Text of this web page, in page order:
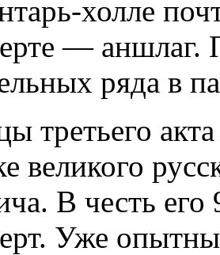
холле
—
ряда в
третьего
великого
В честь
Уже